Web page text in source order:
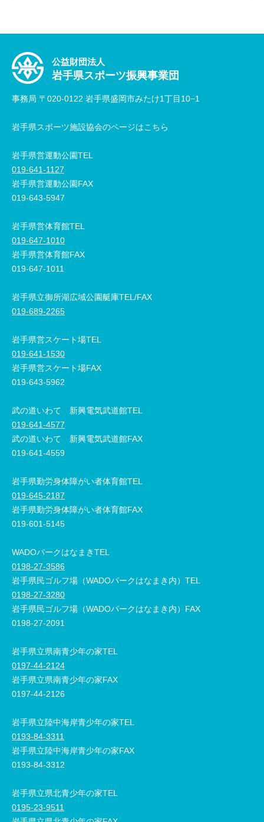
公益財団法人
岩手県スポーツ振興事業団
事務局 〒020-0122 岩手県盛岡市みたけ1丁目10−1
岩手県スポーツ施設協会のページはこちら
岩手県営運動公園TEL
019-641-1127
岩手県営運動公園FAX
019-643-5947
岩手県営体育館TEL
019-647-1010
岩手県営体育館FAX
019-647-1011
岩手県立御所湖広域公園艇庫TEL/FAX
019-689-2265
岩手県営スケート場TEL
019-641-1530
岩手県営スケート場FAX
019-643-5962
武の道いわて 新興電気武道館TEL
019-641-4577
武の道いわて 新興電気武道館FAX
019-641-4559
岩手県勤労身体障がい者体育館TEL
019-645-2187
岩手県勤労身体障がい者体育館FAX
019-601-5145
WADOパークはなまきTEL
0198-27-3586
岩手県民ゴルフ場（WADOパークはなまき内）TEL
0198-27-3280
岩手県民ゴルフ場（WADOパークはなまき内）FAX
0198-27-2091
岩手県立県南青少年の家TEL
0197-44-2124
岩手県立県南青少年の家FAX
0197-44-2126
岩手県立陸中海岸青少年の家TEL
0193-84-3311
岩手県立陸中海岸青少年の家FAX
0193-84-3312
岩手県立県北青少年の家TEL
0195-23-9511